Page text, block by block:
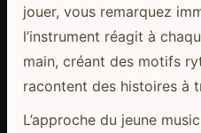
jouer, vous remarquez
l’instrument réagit à
main, créant des motifs
racontent des histoires à
L’approche du jeune